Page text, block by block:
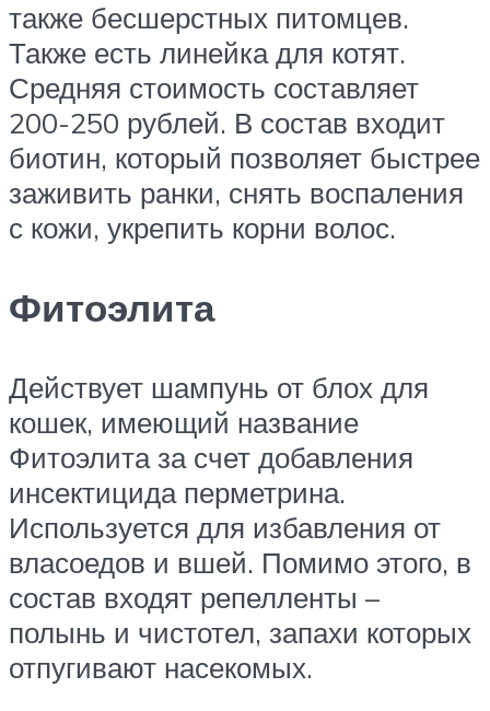
также бесшерстных питомцев.
Также есть линейка для котят.
Средняя стоимость составляет
200-250 рублей. В состав входит
биотин, который позволяет быстрее
заживить ранки, снять воспаления
с кожи, укрепить корни волос.
Фитоэлита
Действует шампунь от блох для
кошек, имеющий название
Фитоэлита за счет добавления
инсектицида перметрина.
Используется для избавления от
власоедов и вшей. Помимо этого, в
состав входят репелленты –
полынь и чистотел, запахи которых
отпугивают насекомых.